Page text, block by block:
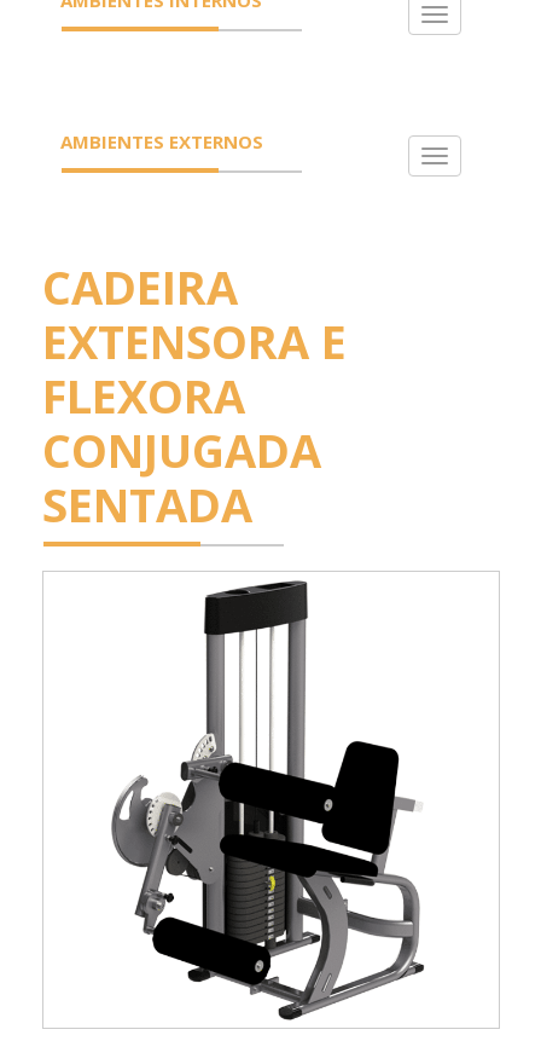
Toggle
AMBIENTES EXTERNOS
Toggle
CADEIRA
EXTENSORA E
FLEXORA
CONJUGADA
SENTADA